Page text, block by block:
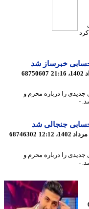
خبرساز شد
68750607
را درباره محرم و
جنجالی شد
68746302
را درباره محرم و